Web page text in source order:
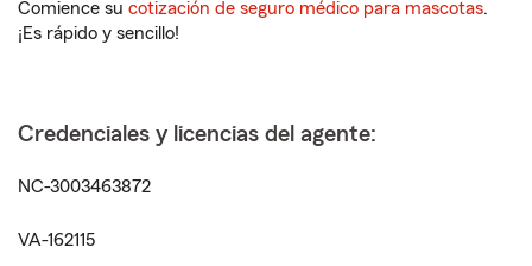
Comience su cotización de seguro médico para mascotas.
¡Es rápido y sencillo!
Credenciales y licencias del agente:
NC-3003463872
VA-162115